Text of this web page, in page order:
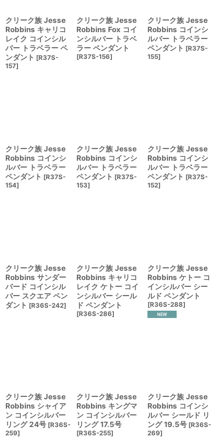
クリーク族 Jesse
Robbins キャリコ
レイク コインシル
バー トラベラー ペ
ンダント [R37S-
157]
クリーク族 Jesse
Robbins Fox コイ
ンシルバー トラベ
ラー ペンダント
[R37S-156]
クリーク族 Jesse
Robbins コインシ
ルバー トラベラー
ペンダント [R37S-
155]
クリーク族 Jesse
Robbins コインシ
ルバー トラベラー
ペンダント [R37S-
154]
クリーク族 Jesse
Robbins コインシ
ルバー トラベラー
ペンダント [R37S-
153]
クリーク族 Jesse
Robbins コインシ
ルバー トラベラー
ペンダント [R37S-
152]
クリーク族 Jesse
Robbins サンダー
バード コインシル
バー スクエア ペン
ダント [R36S-242]
クリーク族 Jesse
Robbins キャリコ
レイク ケトー コイ
ンシルバー シール
ド ペンダント
[R36S-286]
クリーク族 Jesse
Robbins ケトー コ
インシルバー シー
ルド ペンダント
[R36S-288]
クリーク族 Jesse
Robbins シャイア
ン コインシルバー
リング 24号 [R36S-
259]
クリーク族 Jesse
Robbins キングマ
ン コインシルバー
リング 17.5号
[R36S-255]
クリーク族 Jesse
Robbins コインシ
ルバー シールド リ
ング 19.5号 [R36S-
269]